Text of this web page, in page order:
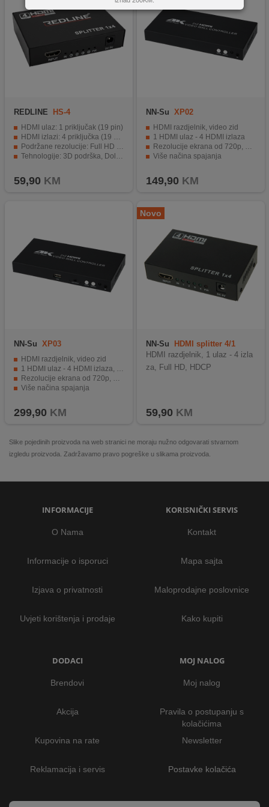
REDLINE HS-4
HDMI ulaz: 1 priključak (19 pin)
HDMI izlazi: 4 priključka (19 pin)
Podržane rezolucije: Full HD (1080p) i 4K Ultra HD
Tehnologije: 3D podrška, Dolby Audio, HDCP
59,90 KM
NN-Su XP02
HDMI razdjelnik, video zid
1 HDMI ulaz - 4 HDMI izlaza
Rezolucije ekrana od 720p, 1080p, 2160p
Više načina spajanja
149,90 KM
NN-Su XP03
HDMI razdjelnik, video zid
1 HDMI ulaz - 4 HDMI izlaza, USB
Rezolucije ekrana od 720p, 1080p, 2160p
Više načina spajanja
299,90 KM
Novo
NN-Su
HDMI splitter 4/1
HDMI razdjelnik, 1 ulaz - 4 izla
za, Full HD, HDCP
59,90 KM
Slike pojedinih proizvoda na web stranici ne moraju nužno odgovarati stvarnom
izgledu proizvoda. Zadržavamo pravo pogreške u slikama proizvoda.
INFORMACIJE
O Nama
Informacije o isporuci
Izjava o privatnosti
Uvjeti korištenja i prodaje
KORISNIČKI SERVIS
Kontakt
Mapa sajta
Maloprodajne poslovnice
Kako kupiti
DODACI
Brendovi
Akcija
Kupovina na rate
Reklamacija i servis
MOJ NALOG
Moj nalog
Pravila o postupanju s
kolačićima
Newsletter
Postavke kolačića